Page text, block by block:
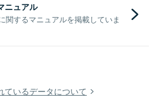
ニュアル
関するマニュアルを掲載していま
ているデータについて